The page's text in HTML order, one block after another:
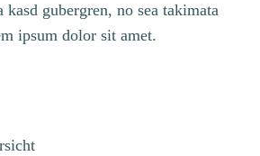
gubergren, no sea takimata
ipsum dolor sit amet.